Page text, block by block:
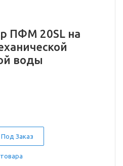
ПФМ 20SL на
воды
Под Заказ